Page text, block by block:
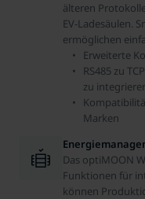
älteren
EV-Ladesäulen.
ermöglichen
Erweiterte
RS485 zu
zu
Marken
Das optiMOON
Funktionen für
können